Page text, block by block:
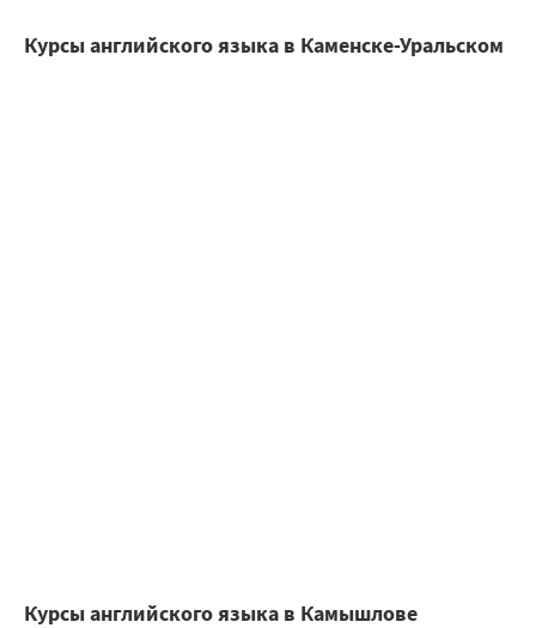
Курсы английского языка в Каменске-Уральском
Курсы английского языка в Камышлове